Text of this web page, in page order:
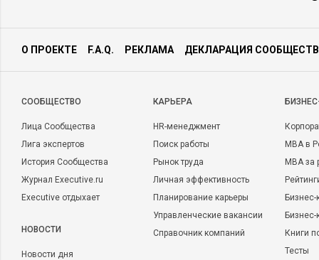
О ПРОЕКТЕ F.A.Q. РЕКЛАМА ДЕКЛАРАЦИЯ
CООБЩЕСТВО
Лица Сообщества
Лига экспертов
История Сообщества
Журнал Executive.ru
Executive отдыхает
НОВОСТИ
Новости дня
КАРЬЕРА
HR-менеджмент
Поиск работы
Рынок труда
Личная эффективность
Планирование карьеры
Управленческие вакансии
Справочник компаний
MBA в
MBA
Бизнес-
Книги
Тесты